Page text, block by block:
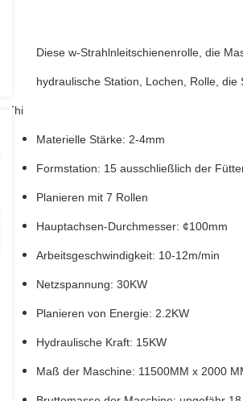
Diese w-Strahlnleitschienenrolle, die
hydraulische Station, Lochen, Rolle,
Thi
Materielle Stärke: 2-4mm
Formstation: 15 ausschließlich der
Planieren mit 7 Rollen
Hauptachsen-Durchmesser: ¢100mm
Arbeitsgeschwindigkeit: 10-12m/min
Netzspannung: 30KW
Planieren von Energie: 2.2KW
Hydraulische Kraft: 15KW
Maß der Maschine: 11500MM x 2000